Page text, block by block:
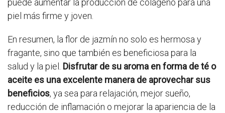
puede aumentar la producción de colágeno para una
piel más firme y joven.
En resumen, la flor de jazmín no solo es hermosa y
fragante, sino que también es beneficiosa para la
salud y la piel.
Disfrutar de su aroma en forma de té o
aceite es una excelente manera de aprovechar sus
beneficios, ya sea para relajación, mejor sueño,
reducción de inflamación o mejorar la apariencia de la